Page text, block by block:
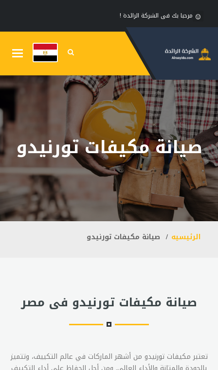
مرحبا بك فى الشركة الرائدة !
صيانة مكيفات تورنيدو
الرئيسيه صيانة مكيفات تورنيدو
صيانة مكيفات تورنيدو فى مصر
تعتبر مكيفات تورنيدو من أشهر الماركات في عالم التكييف، وتتميز